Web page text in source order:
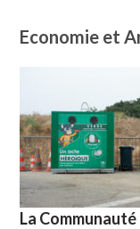
Economie et
La